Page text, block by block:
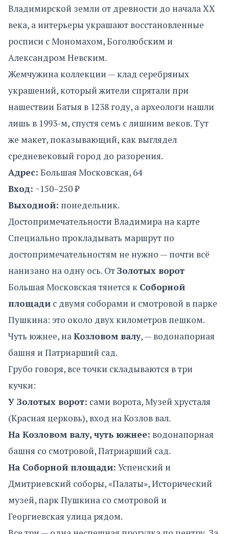
Владимирской земли от древности до начала XX
века, а интерьеры украшают восстановленные
росписи с Мономахом, Боголюбским и
Александром Невским.
Жемчужина коллекции — клад серебряных
украшений, который жители спрятали при
нашествии Батыя в 1238 году, а археологи нашли
лишь в 1993-м, спустя семь с лишним веков. Тут
же макет, показывающий, как выглядел
средневековый город до разорения.
Адрес: Большая Московская, 64
Вход: ~150–250 ₽
Выходной: понедельник.
Достопримечательности Владимира на карте
Специально прокладывать маршрут по
достопримечательностям не нужно — почти всё
нанизано на одну ось. ОтЗолотых ворот
Большая Московская тянется к Соборной
площади с двумя соборами и смотровой в парке
Пушкина: это около двух километров пешком.
Чуть южнее, наКозловом валу, — водонапорная
башня и Патриарший сад.
Грубо говоря, все точки складываются в три
кучки:
У Золотых ворот: сами ворота, Музей хрусталя
(Красная церковь), вход на Козлов вал.
На Козловом валу, чуть южнее: водонапорная
башня со смотровой, Патриарший сад.
На Соборной площади: Успенский и
Дмитриевский соборы, «Палаты», Исторический
музей, парк Пушкина со смотровой и
Георгиевская улица рядом.